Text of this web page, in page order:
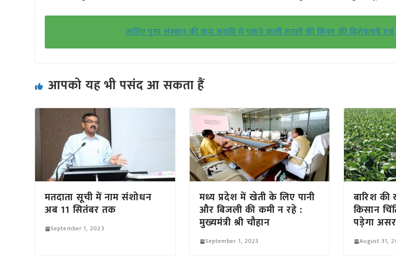
जानिए पूसा संस्थान की कम अवधि में पकने वाली सरसों की किस्म की विशेषतायें एवं
आपको यह भी पसंद आ सकता हैं
मतदाता सूची में नाम संशोधन
अब 11 सितंबर तक
September 1, 2023
मध्य प्रदेश में खेती के लिए पानी
और बिजली की कमी न रहे :
मुख्यमंत्री श्री चौहान
September 1, 2023
बारिश
किसान
पड़ेगा असर
August 31,